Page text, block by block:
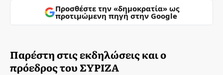
Προσθέστε την «δημοκρατία» ως
προτιμώμενη πηγή στην Google
Παρέστη στις εκδηλώσεις και ο
πρόεδρος του ΣΥΡΙΖΑ